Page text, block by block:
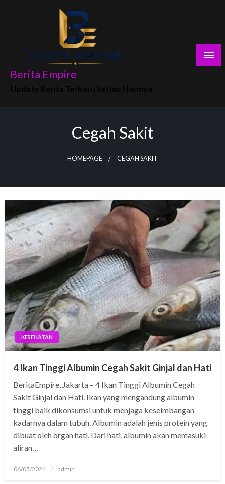
Skip
Berita Empire
Cegah Sakit
HOMEPAGE CEGAH SAKIT
KESEHATAN
4 Ikan Tinggi Albumin Cegah Sakit Ginjal dan Hati
BeritaEmpire, Jakarta – 4 Ikan Tinggi Albumin Cegah
Sakit Ginjal dan Hati. Ikan yang mengandung albumin
tinggi baik dikonsumsi untuk menjaga keseimbangan
kadarnya dalam tubuh. Albumin adalah jenis protein yang
dibuat oleh organ hati. Dari hati, albumin akan memasuki
aliran…
Posted
06/05/2024 admin